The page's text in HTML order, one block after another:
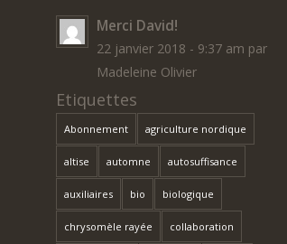
Merci David!
22 janvier 2018 - 9:37 am par
Madeleine Olivier
Etiquettes
Abonnement agriculture nordique
altise automne autosuffisance
auxiliaires bio biologique
chrysomèle rayée collaboration